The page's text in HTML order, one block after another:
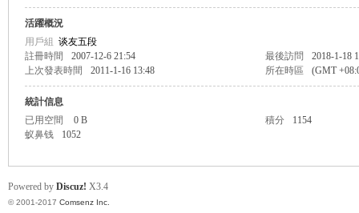
活躍概況
用戶組 谈友五段
註冊時間
2007-12-6 21:54 最後訪問
2018-1-18
上次發表時間
2011-1-16 13:48 所在時區 (GMT
統計信息
已用空間
0 B 積分
1154
蚁鼻钱
1052
Powered by Discuz! X3.4
© 2001-2017 Comsenz Inc.